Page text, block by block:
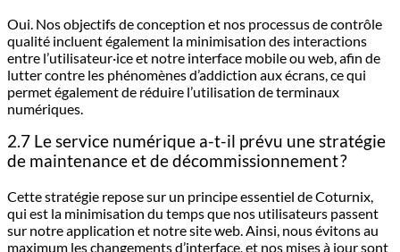
Oui. Nos objectifs de conception et nos processus de contrôle
qualité incluent également la minimisation des interactions
entre l’utilisateur·ice et notre interface mobile ou web, afin de
lutter contre les phénomènes d’addiction aux écrans, ce qui
permet également de réduire l’utilisation de terminaux
numériques.
2.7 Le service numérique a-t-il prévu une stratégie
de maintenance et de décommissionnement ?
Cette stratégie repose sur un principe essentiel de Coturnix,
qui est la minimisation du temps que nos utilisateurs passent
sur notre application et notre site web. Ainsi, nous évitons au
maximum les changements d’interface, et nos mises à jour sont